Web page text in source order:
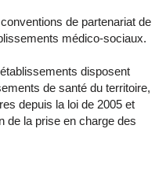
de partenariat de
médico-sociaux.
disposent
de santé du territoire,
depuis la loi de 2005 et
de la prise en charge des